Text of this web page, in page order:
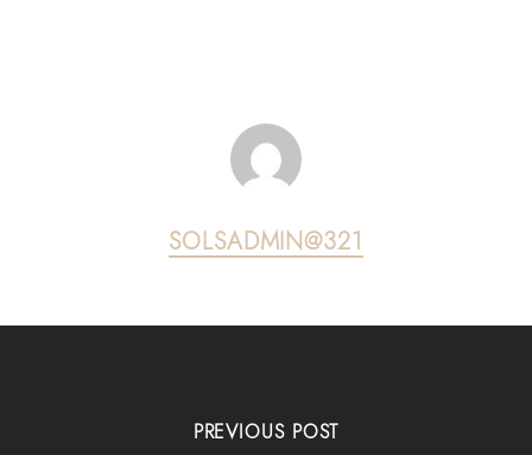
SOLSADMIN@321
PREVIOUS POST